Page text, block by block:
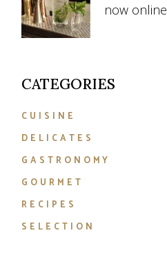
now online
CATEGORIES
CUISINE
DELICATES
GASTRONOMY
GOURMET
RECIPES
SELECTION